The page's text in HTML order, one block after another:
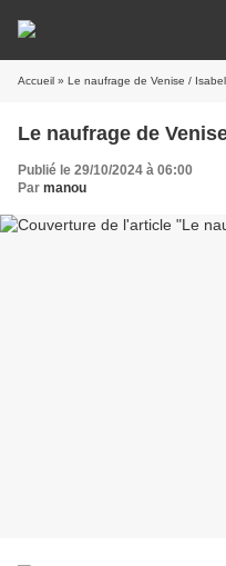
Accueil » Le naufrage de Venise /
Le naufrage de
Publié le 29/10/2024 à 06:00
Par manou